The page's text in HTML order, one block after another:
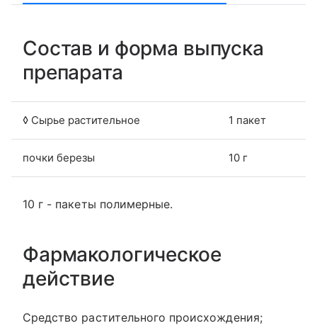
Состав и форма выпуска
препарата
◊ Сырье растительное 1 пакет
почки березы 10 г
10 г - пакеты полимерные.
Фармакологическое
действие
Средство растительного происхождения;